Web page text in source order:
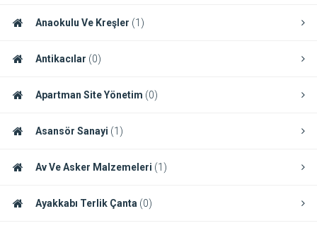
Anaokulu Ve Kreşler (1)
Antikacılar (0)
Apartman Site Yönetim (0)
Asansör Sanayi (1)
Av Ve Asker Malzemeleri (1)
Ayakkabı Terlik Çanta (0)